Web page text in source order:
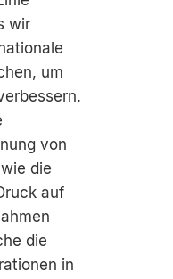
wir
um
von
die
auf
die
in